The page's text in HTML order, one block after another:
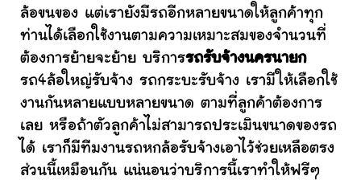
ล้อขนของ แต่เรายังมีรถอีกหลายขนาดให้ลูกค้าทุก
ท่านได้เลือกใช้งานตามความเหมาะสมของจำนวนที่
ต้องการย้ายจะย้าย บริการรถรับจ้างนครนายก
รถ4ล้อใหญ่รับจ้าง รถกระบะรับจ้าง เรามีให้เลือกใช้
งานกันหลายแบบหลายขนาด ตามที่ลูกค้าต้องการ
เลย หรือถ้าตัวลูกค้าไม่สามารถประเมินขนาดของรถ
ได้ เราก็มีทีมงานรถหกล้อรับจ้างเอาไว้ช่วยเหลือตรง
ส่วนนี้เหมือนกัน แน่นอนว่าบริการนี้เราทำให้ฟรีๆ